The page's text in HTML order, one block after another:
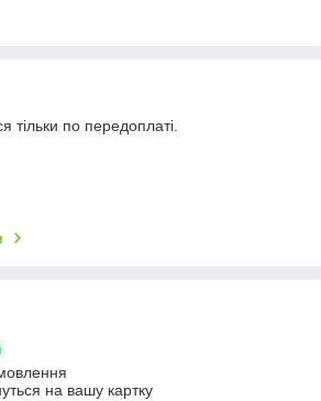
тільки по передоплаті.
на вашу картку